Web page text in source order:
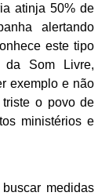
atinja 50% de
alertando
este tipo
da Som Livre,
exemplo e não
triste o povo de
ministérios e
medidas